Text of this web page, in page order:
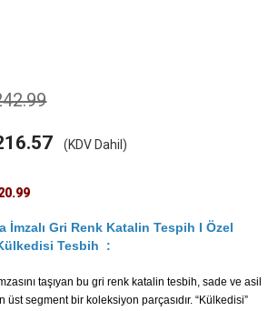
(KDV Dahil)
İmzalı Gri Renk Katalin Tespih I Özel
Tesbih :
taşıyan bu gri renk katalin tesbih, sade ve asil
üst segment bir koleksiyon parçasıdır. “Külkedisi”